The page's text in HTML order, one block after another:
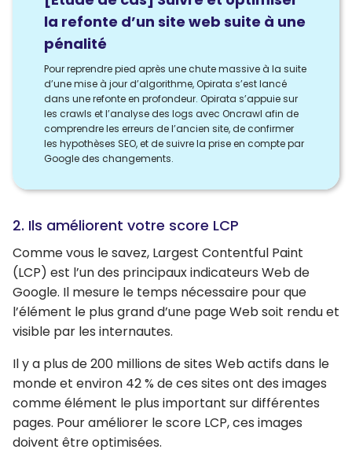
la refonte d’un site web suite à une
pénalité
Pour reprendre pied après une chute massive à la suite
d’une mise à jour d’algorithme, Opirata s’est lancé
dans une refonte en profondeur. Opirata s’appuie sur
les crawls et l’analyse des logs avec Oncrawl afin de
comprendre les erreurs de l’ancien site, de confirmer
les hypothèses SEO, et de suivre la prise en compte par
Google des changements.
2. Ils améliorent votre score LCP
Comme vous le savez, Largest Contentful Paint
(LCP) est l’un des principaux indicateurs Web de
Google. Il mesure le temps nécessaire pour que
l’élément le plus grand d’une page Web soit rendu et
visible par les internautes.
Il y a plus de 200 millions de sites Web actifs dans le
monde et environ 42 % de ces sites ont des images
comme élément le plus important sur différentes
pages. Pour améliorer le score LCP, ces images
doivent être optimisées.